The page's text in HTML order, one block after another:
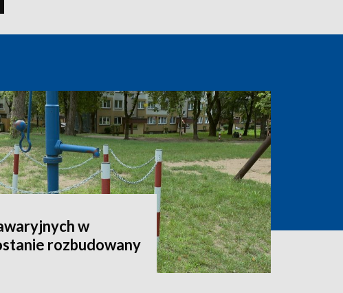
w
rozbudowany